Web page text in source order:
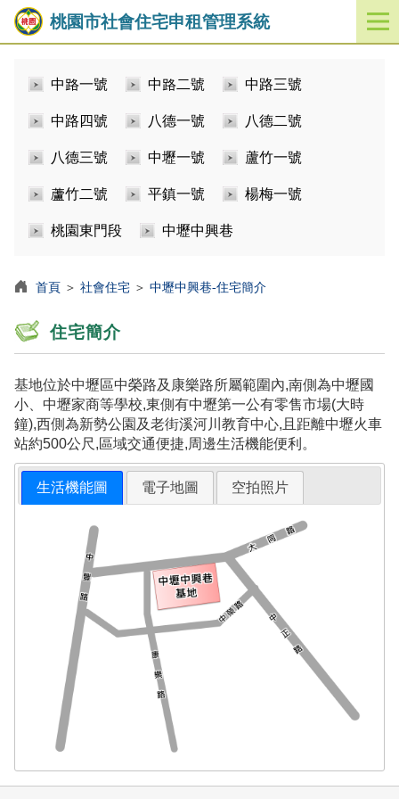
桃園市社會住宅申租管理系統
開
啟
中路一號 中路二號 中路三號
中路四號 八德一號 八德二號
八德三號 中壢一號 蘆竹一號
蘆竹二號 平鎮一號 楊梅一號
桃園東門段 中壢中興巷
首頁 ＞ 社會住宅 ＞ 中壢中興巷-住宅簡介
住宅簡介
基地位於中壢區中榮路及康樂路所屬範圍內,南側為中壢國
小、中壢家商等學校,東側有中壢第一公有零售市場(大時
鐘),西側為新勢公園及老街溪河川教育中心,且距離中壢火車
站約500公尺,區域交通便捷,周邊生活機能便利。
生活機能圖 電子地圖 空拍照片